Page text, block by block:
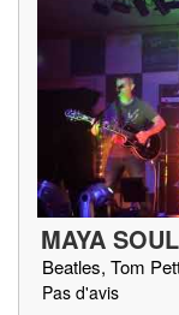
MAYA SOUL
Beatles, Tom
Pas d'avis